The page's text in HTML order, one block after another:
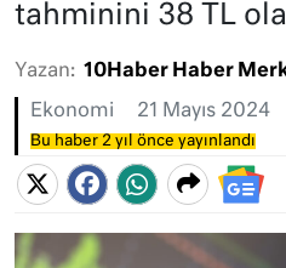
tahminini 38 TL
Yazan: 10Haber Haber
Ekonomi 21 Mayıs 2024
Bu haber 2 yıl önce yayınlandı